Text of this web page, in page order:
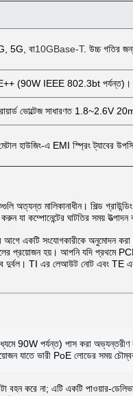
5G, বা10GBase-T. উচ্চ গতির
IEEE 802.3bt পর্যন্ত)।
ভোল্টেজ সাধারণত 1.8~2.6V
হাউজিং-এ EMI স্প্রিং ট্যাবের
অত্যন্ত মালিকানাধীন। শিল্ড
যা কম্পোনেন্টের ঘাটতির সময়
একটি সংযোগকারীকে অনুমোদন
প্রয়োজন হয়। আপনি যদি প্রথমে
দুর্বল। TI এর লেআউট নোট এবং
90W পর্যন্ত) পাস করা অভ্যন্তরীণ
যাতে ভারী PoE লোডের সময়
বহন করে না; এটি একটি পাওয়ার-